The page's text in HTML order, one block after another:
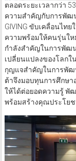
ตลอดระยะเวลากว่า
ความสำคัญกับการพัฒน
GIVING ขับเคลื่อนไท
ความพร้อมให้คนรุ่นใ
กำลังสำคัญในการพัฒ
เปลี่ยนแปลงของโลกใ
กุญแจสำคัญในการพัฒ
ต้าจึงมอบทุนการศึกษา
ให้ได้ต่อยอดความรู้ พั
พร้อมสร้างคุณประโย